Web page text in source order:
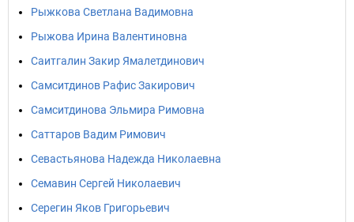
Рыжкова Светлана Вадимовна
Рыжова Ирина Валентиновна
Саитгалин Закир Ямалетдинович
Самситдинов Рафис Закирович
Самситдинова Эльмира Римовна
Саттаров Вадим Римович
Севастьянова Надежда Николаевна
Семавин Сергей Николаевич
Серегин Яков Григорьевич